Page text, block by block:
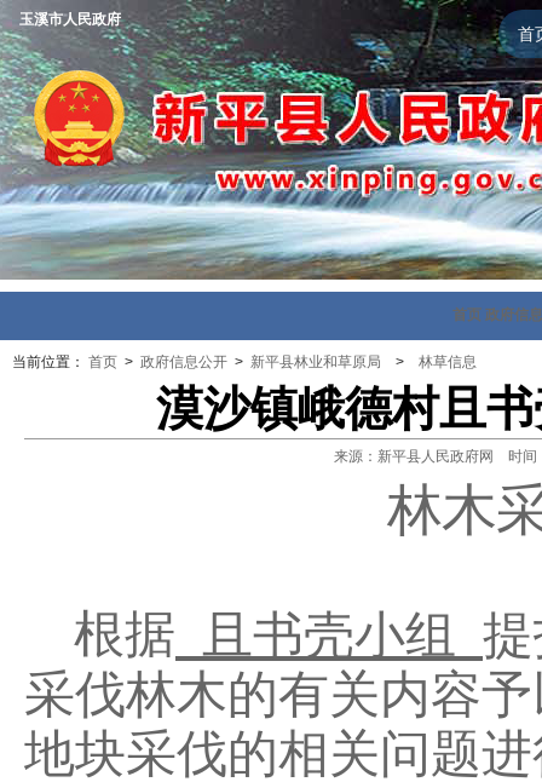
首
玉溪市人民政府
首页 政府信
当前位置： 首页 > 政府信息公开 > 新平县林业和草原局 > 林草信息
漠沙镇峨德村且
来源：新平县人民政府网 时
林木
根据 且书壳小组
采伐林木的有关内容
地块采伐的相关问题